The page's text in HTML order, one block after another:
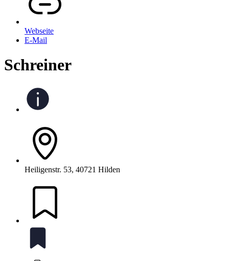
Webseite
E-Mail
Schreiner
Heiligenstr. 53, 40721 Hilden